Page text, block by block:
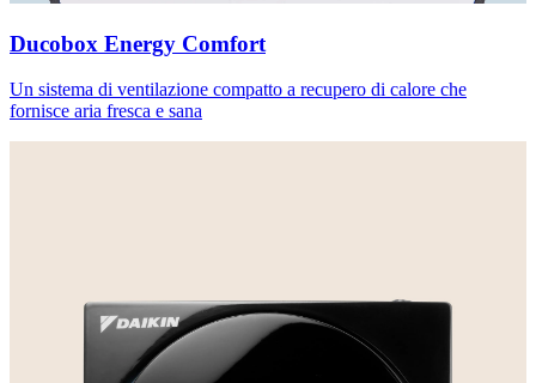
Ducobox Energy Comfort
Un sistema di ventilazione compatto a recupero di calore che
fornisce aria fresca e sana